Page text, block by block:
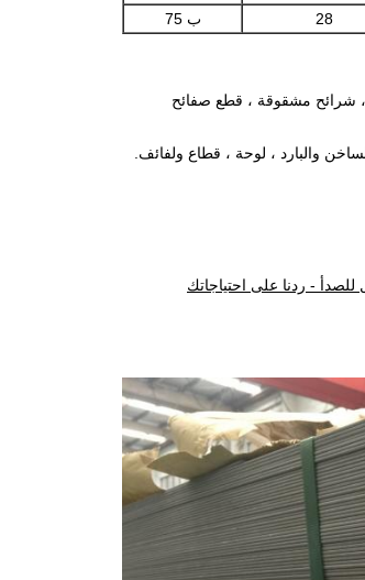
28 ب 75
شرائح مشقوقة ، قطع صفائح
- ردنا على احتياجاتك